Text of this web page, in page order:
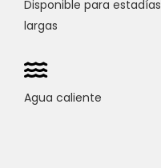
Disponible para estadías
largas
Agua caliente